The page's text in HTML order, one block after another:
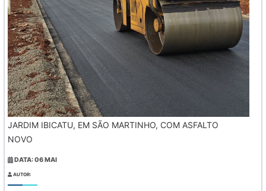
JARDIM IBICATU, EM SÃO MARTINHO, COM ASFALTO
NOVO
DATA: 06 MAI
AUTOR: